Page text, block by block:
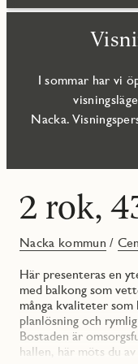
I sommar har vi
Nacka.
2 rok,
Nacka kommun /
Här presenteras en
med balkong som
många kvaliteter
planlösning och
Bostaden är
hallen, här möts du